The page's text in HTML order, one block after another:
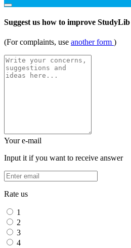
Suggest us how to improve StudyLib
(For complaints, use another form )
Your e-mail
Input it if you want to receive answer
Rate us
1
2
3
4